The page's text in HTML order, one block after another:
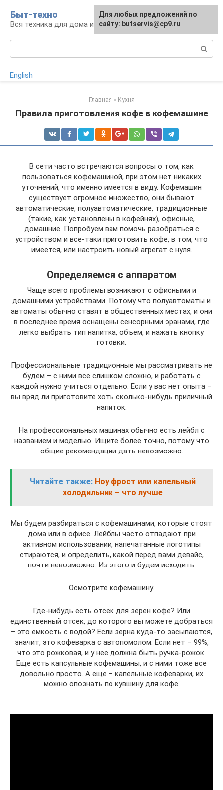
контенту
Быт-техно
Вся техника для дома и сада
English
Главная » Кухня
Правила приготовления кофе в кофемашине
В сети часто встречаются вопросы о том, как
пользоваться кофемашиной, при этом нет никаких
уточнений, что именно имеется в виду. Кофемашин
существует огромное множество, они бывают
автоматические, полуавтоматические, традиционные
(такие, как установлены в кофейнях), офисные,
домашние. Попробуем вам помочь разобраться с
устройством и все-таки приготовить кофе, в том, что
имеется, или настроить новый агрегат с нуля.
Определяемся с аппаратом
Чаще всего проблемы возникают с офисными и
домашними устройствами. Потому что полуавтоматы и
автоматы обычно ставят в общественных местах, и они
в последнее время оснащены сенсорными эранами, где
легко выбрать тип напитка, объем, и нажать кнопку
готовки.
Профессиональные традиционные мы рассматривать не
будем – с ними все слишком сложно, и работать с
каждой нужно учиться отдельно. Если у вас нет опыта –
вы вряд ли приготовите хоть сколько-нибудь приличный
напиток.
На профессиональных машинах обычно есть лейбл с
названием и моделью. Ищите более точно, потому что
общие рекомендации дать невозможно.
Читайте также: Ноу фрост или капельный
холодильник – что лучше
Мы будем разбираться с кофемашинами, которые стоят
дома или в офисе. Лейблы часто отпадают при
активном использовании, напечатанные логотипы
стираются, и определить, какой перед вами девайс,
почти невозможно. Из этого и будем исходить.
Осмотрите кофемашину.
Где-нибудь есть отсек для зерен кофе? Или
единственный отсек, до которого вы можете добраться
– это емкость с водой? Если зерна куда-то засыпаются,
значит, это кофеварка с автопомолом. Если нет – 99%,
что это рожковая, и у нее должна быть ручка-рожок.
Еще есть капсульные кофемашины, и с ними тоже все
довольно просто. А еще – капельные кофеварки, их
можно опознать по кувшину для кофе.
Для любых предложений по
сайту: butservis@cp9.ru